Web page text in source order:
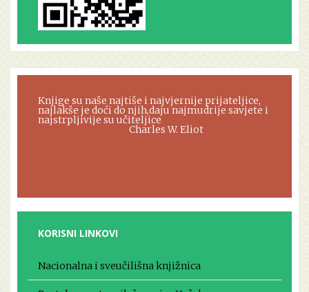
Knjige su naše najtiše i najvjernije prijateljice,
najlakše je doći do njih,daju najmudrije savjete i
najstrpljivije su učiteljice
Charles W. Eliot
KORISNI LINKOVI
Nacionalna i sveučilišna knjižnica